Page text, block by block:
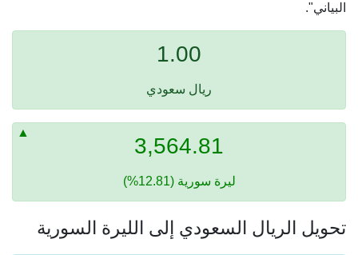
البياني".
1.00
ريال سعودي
3,564.81
ليرة سورية (12.81%)
تحويل الريال السعودي إلى الليرة السورية